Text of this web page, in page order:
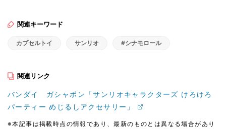
関連キーワード
カプセルトイ サンリオ #シナモロール
関連リンク
バンダイ ガシャポン「サンリオキャラクターズ けろけろ
パーティー めじるしアクセサリー」
※本記事は掲載時点の情報であり、最新のものとは異なる場合があり